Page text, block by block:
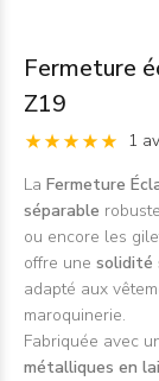
Fermeture
Z19
1
La Fermeture
séparable
ou encore les
offre une solidité
adapté aux
maroquinerie.
Fabriquée avec
métalliques en